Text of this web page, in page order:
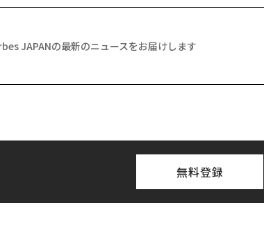
JAPANの最新のニュースをお届けします
無料登録